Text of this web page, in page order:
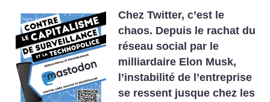
Chez Twitter, c’est le
chaos. Depuis le rachat du
réseau social par le
milliardaire Elon Musk,
l’instabilité de l’entreprise
se ressent jusque chez les